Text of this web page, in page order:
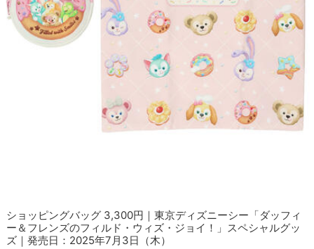
ショッピングバッグ 3,300円｜東京ディズニーシー「ダッフィ
ー＆フレンズのフィルド・ウィズ・ジョイ！」スペシャルグッ
ズ｜発売日：2025年7月3日（木）